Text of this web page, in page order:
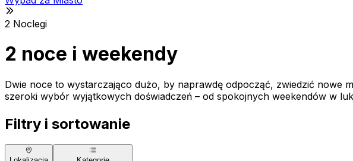
2 Noclegi
2 noce i weekendy
Dwie noce to wystarczająco dużo, by naprawdę odpocząć, zwiedzić nowe
szeroki wybór wyjątkowych doświadczeń – od spokojnych weekendów w
Filtry i sortowanie